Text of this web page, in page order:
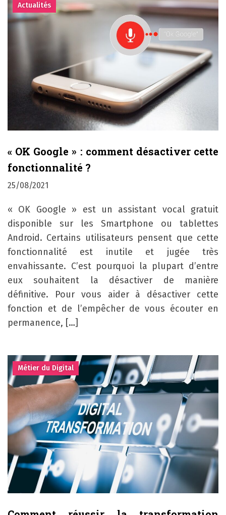
Actualités
« OK Google » : comment désactiver cette
fonctionnalité ?
25/08/2021
« OK Google » est un assistant vocal gratuit
disponible sur les Smartphone ou tablettes
Android. Certains utilisateurs pensent que cette
fonctionnalité est inutile et jugée très
envahissante. C’est pourquoi la plupart d’entre
eux souhaitent la désactiver de manière
définitive. Pour vous aider à désactiver cette
fonction et de l’empêcher de vous écouter en
permanence, […]
Métier du Digital